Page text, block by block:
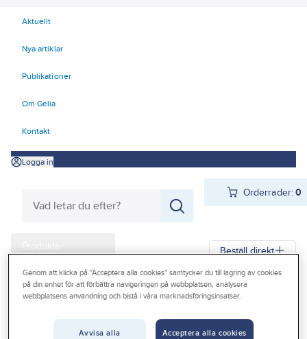
Aktuellt
Nya artiklar
Publikationer
Om Gelia
Kontakt
Logga in
Orderrader:0
Produkter
Kampanjer
Outlet
Beställ direkt
Gelia Produkter
Gelia Verktyg, maskiner & hantering
Genom att klicka på "Acceptera alla cookies" samtycker du till lagring av cookies
på din enhet för att förbättra navigeringen på webbplatsen, analysera
webbplatsens användning och bistå i våra marknadsföringsinsatser.
Avvisa alla Acceptera alla cookies